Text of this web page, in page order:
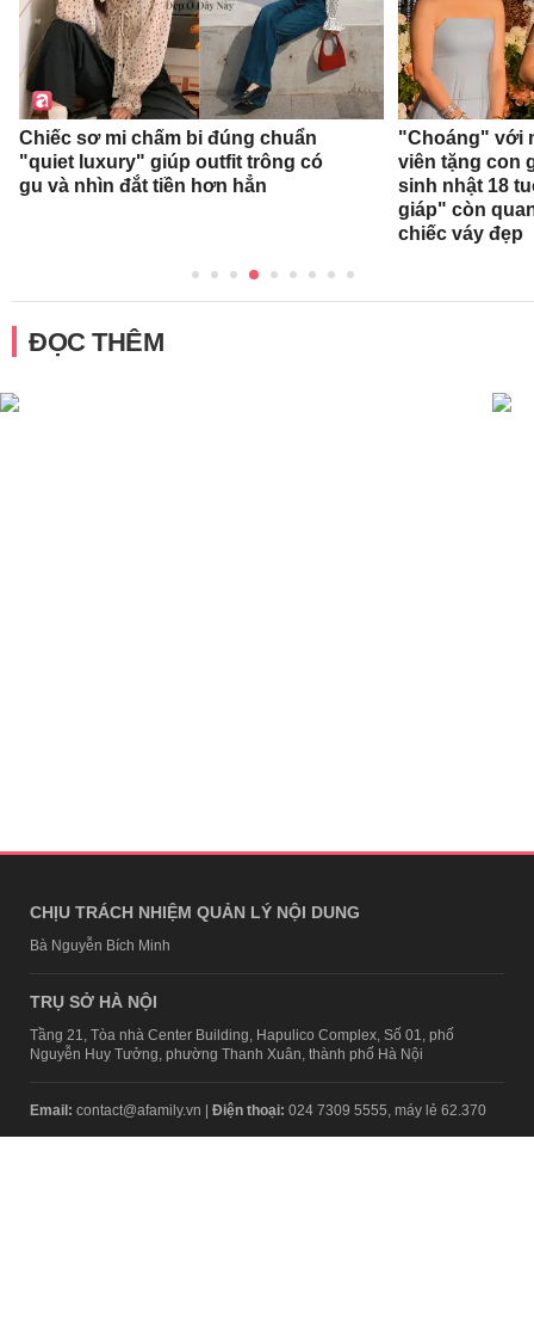
Chiếc sơ mi chấm bi đúng chuẩn
"quiet luxury" giúp outfit trông có
gu và nhìn đắt tiền hơn hẳn
"Choáng" với
viên tặng con
sinh nhật 18
giáp" còn
chiếc váy đẹp
ĐỌC THÊM
CHỊU TRÁCH NHIỆM QUẢN LÝ NỘI DUNG
Bà Nguyễn Bích Minh
TRỤ SỞ HÀ NỘI
Tầng 21, Tòa nhà Center Building, Hapulico Complex, Số 01, phố
Nguyễn Huy Tưởng, phường Thanh Xuân, thành phố Hà Nội
Email: contact@afamily.vn | Điện thoại: 024 7309 5555, máy lẻ 62.370